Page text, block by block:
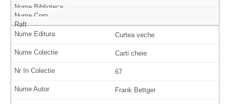
Curtea veche
Carti cheie
67
Frank Bettger